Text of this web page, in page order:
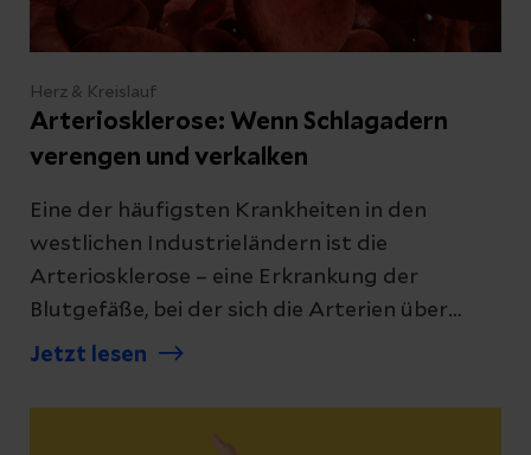
Herz & Kreislauf
Arteriosklerose: Wenn Schlagadern
verengen und verkalken
Eine der häufigsten Krankheiten in den
westlichen Industrieländern ist die
Arteriosklerose – eine Erkrankung der
Blutgefäße, bei der sich die Arterien über
Jahre verändern, verengen und an Elastizität
„verkalkten“ oder „verhärteten“ Schlagadern
die Rede. Wie hoch ist Ihr Risiko, zu erkranken
Jetzt lesen